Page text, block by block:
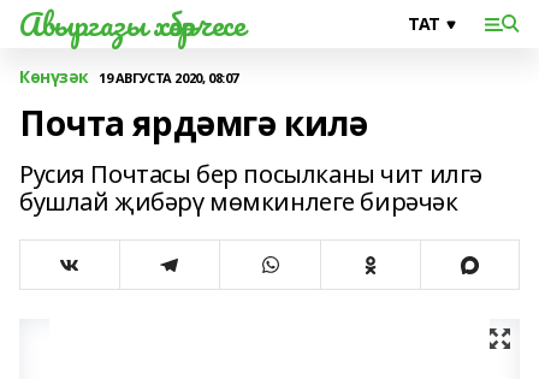
Авыргазы хәбәрчесе
Көнүзәк 19 АВГУСТА 2020, 08:07
Почта ярдәмгә килә
Русия Почтасы бер посылканы чит илгә
бушлай җибәрү мөмкинлеге бирәчәк